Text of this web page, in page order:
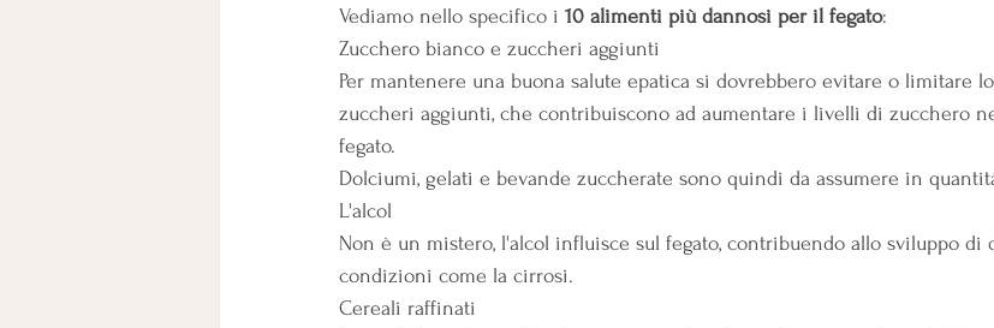
Vediamo nello specifico i 10 alimenti più dannosi per il fegato:
Zucchero bianco e zuccheri aggiunti
Per mantenere una buona salute epatica si dovrebbero evitare o limitare
zuccheri aggiunti, che contribuiscono ad aumentare i livelli di zucchero
fegato.
Dolciumi, gelati e bevande zuccherate sono quindi da assumere in
L'alcol
Non è un mistero, l'alcol influisce sul fegato, contribuendo allo sviluppo di
condizioni come la cirrosi.
Cereali raffinati